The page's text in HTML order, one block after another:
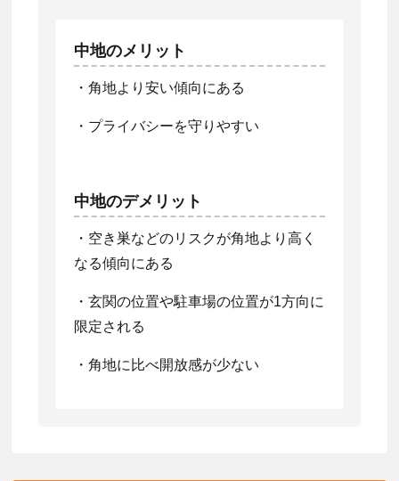
中地のメリット
・角地より安い傾向にある
・プライバシーを守りやすい
中地のデメリット
・空き巣などのリスクが角地より高く
なる傾向にある
・玄関の位置や駐車場の位置が1方向に
限定される
・角地に比べ開放感が少ない